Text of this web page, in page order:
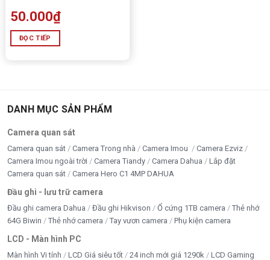
50.000₫
ĐỌC TIẾP
DANH MỤC SẢN PHẨM
Camera quan sát
Camera quan sát Camera Trong nhà Camera Imou
Camera Ezviz
Camera Imou ngoài trời
Camera Tiandy Camera Dahua
Lắp đặt
Camera quan sát
Camera Hero C1 4MP DAHUA
Đầu ghi - lưu trữ camera
Đầu ghi camera Dahua Đầu ghi Hikvison Ổ cứng 1TB camera
Thẻ nhớ
64G Biwin
Thẻ nhớ camera Tay vươn camera Phụ kiện camera
LCD - Màn hình PC
Màn hình Vi tính LCD Giá siêu tốt 24 inch mới giá 1290k
LCD Gaming